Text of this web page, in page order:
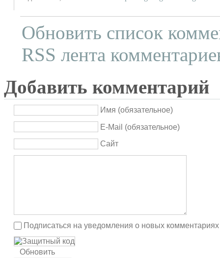
Обновить список
RSS лента
Добавить комментарий
Имя (обязательное)
E-Mail (обязательное)
Сайт
Подписаться на уведомления о новых комментариях
Обновить